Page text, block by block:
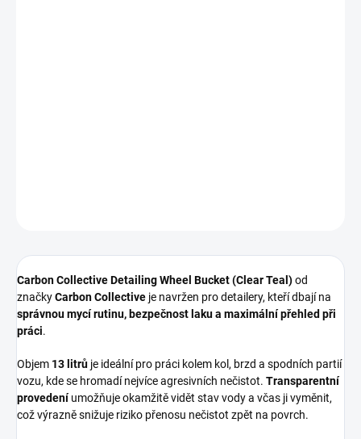
Carbon Collective Detailing Wheel Bucket (Clear Teal)od
značkyCarbon Collective je navržen pro detailery, kteří dbají na
správnou mycí rutinu, bezpečnost laku a maximální přehled při
práci.
Objem 13 litrů je ideální pro práci kolem kol, brzd a spodních partií
vozu, kde se hromadí nejvíce agresivních nečistot. Transparentní
provedeníumožňuje okamžitě vidět stav vody a včas ji vyměnit,
což výrazně snižuje riziko přenosu nečistot zpět na povrch.